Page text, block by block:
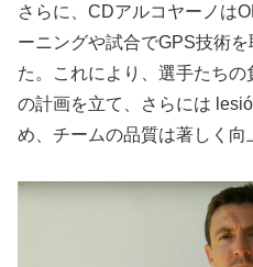
さらに、CDアルコヤーノは
ーニングや試合でGPS技術
た。これにより、選手たち
の計画を立て、さらには
め、チームの品質は著しく向